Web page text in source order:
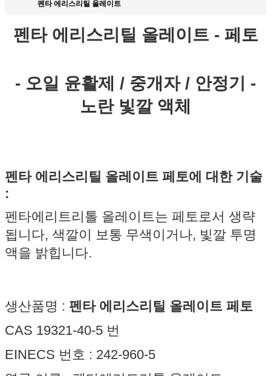
펜타 에리스리틸 올레이트
펜타 에리스리틸 올레이트 - 페토
- 오일 윤활제 / 중개자 / 안정기 -
노란 빛깔 액체
펜타 에리스리틸 올레이트 페토에 대한 기술
:
펜타에리트리톨 올레이트는 페토로서 생략
됩니다, 색깔이 보통 무색이거나, 빛깔 투명
액을 밝힙니다.
생산품명 : 펜타 에리스리틸 올레이트 페토
CAS 19321-40-5 번
EINECS 번호 : 242-960-5